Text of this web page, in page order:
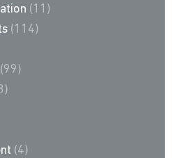
(11)
(114)
(99)
(4)